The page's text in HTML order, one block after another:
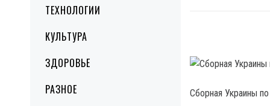
ТЕХНОЛОГИИ
КУЛЬТУРА
ЗДОРОВЬЕ
РАЗНОЕ
Сборная Украины